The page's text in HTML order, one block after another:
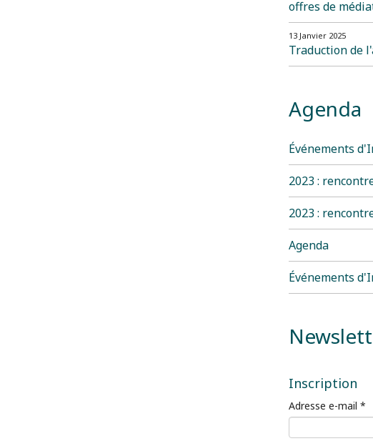
offres de
13 Janvier 2025
Traduction de
Agenda
Événements
2023 :
2023 :
Agenda
Événements
Inscription
Adresse e-mail *